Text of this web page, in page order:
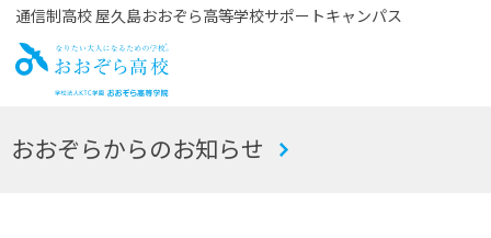
通信制高校 屋久島おおぞら高等学校サポートキャンパス
お
おおぞらからのお知らせ